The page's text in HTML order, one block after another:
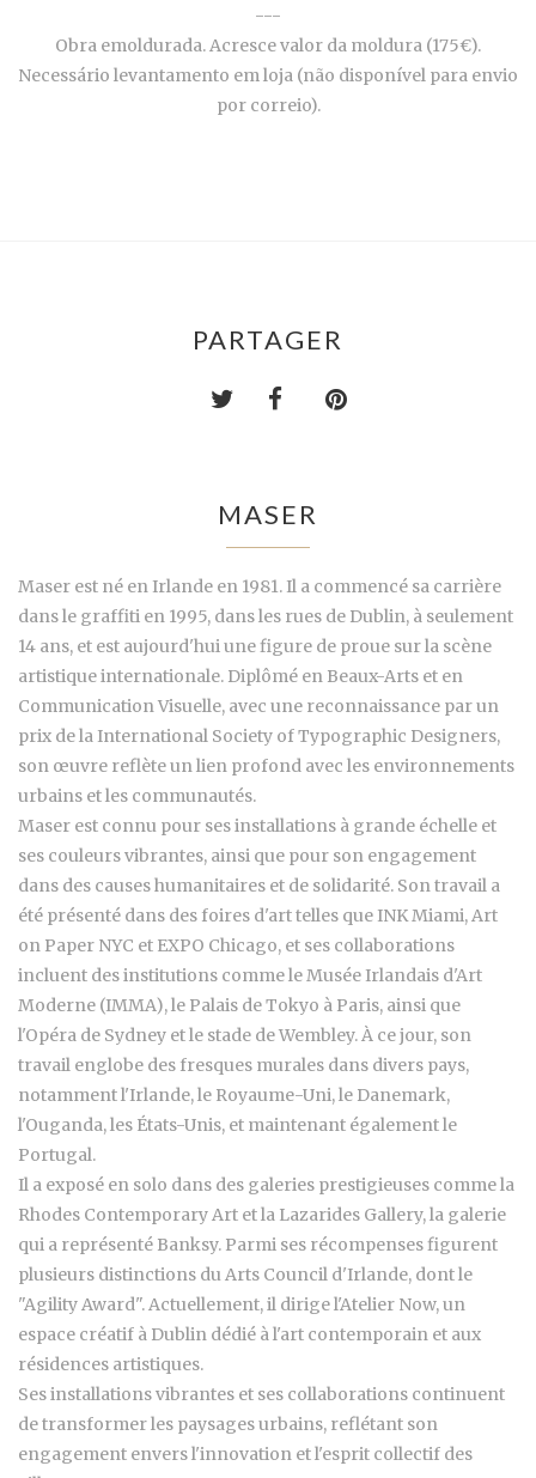
---
Obra emoldurada. Acresce valor da moldura (175€).
Necessário levantamento em loja (não disponível para envio
por correio).
PARTAGER
MASER
Maser est né en Irlande en 1981. Il a commencé sa carrière
dans le graffiti en 1995, dans les rues de Dublin, à seulement
14 ans, et est aujourd'hui une figure de proue sur la scène
artistique internationale. Diplômé en Beaux-Arts et en
Communication Visuelle, avec une reconnaissance par un
prix de la International Society of Typographic Designers,
son œuvre reflète un lien profond avec les environnements
urbains et les communautés.
Maser est connu pour ses installations à grande échelle et
ses couleurs vibrantes, ainsi que pour son engagement
dans des causes humanitaires et de solidarité. Son travail a
été présenté dans des foires d'art telles que INK Miami, Art
on Paper NYC et EXPO Chicago, et ses collaborations
incluent des institutions comme le Musée Irlandais d'Art
Moderne (IMMA), le Palais de Tokyo à Paris, ainsi que
l'Opéra de Sydney et le stade de Wembley. À ce jour, son
travail englobe des fresques murales dans divers pays,
notamment l'Irlande, le Royaume-Uni, le Danemark,
l'Ouganda, les États-Unis, et maintenant également le
Portugal.
Il a exposé en solo dans des galeries prestigieuses comme la
Rhodes Contemporary Art et la Lazarides Gallery, la galerie
qui a représenté Banksy. Parmi ses récompenses figurent
plusieurs distinctions du Arts Council d'Irlande, dont le
"Agility Award". Actuellement, il dirige l'Atelier Now, un
espace créatif à Dublin dédié à l'art contemporain et aux
résidences artistiques.
Ses installations vibrantes et ses collaborations continuent
de transformer les paysages urbains, reflétant son
engagement envers l'innovation et l'esprit collectif des